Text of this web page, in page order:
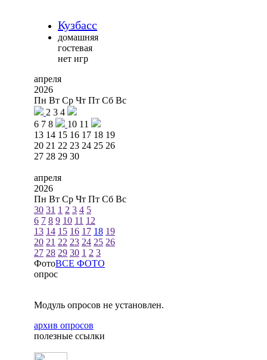
Кузбасс
домашняя
гостевая
нет игр
апреля
2026
Пн Вт Ср Чт Пт Сб Вс
2 3 4
6 7 8 10 11
13 14 15 16 17 18 19
20 21 22 23 24 25 26
27 28 29 30
апреля
2026
Пн Вт Ср Чт Пт Сб Вс
30 31 1 2 3 4 5
6 7 8 9 10 11 12
13 14 15 16 17 18 19
20 21 22 23 24 25 26
27 28 29 30 1 2 3
ФотоВСЕ ФОТО
опрос
Модуль опросов не установлен.
архив опросов
полезные ссылки